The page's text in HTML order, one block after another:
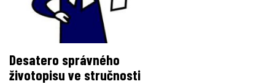
Desatero správného
životopisu ve stručnosti